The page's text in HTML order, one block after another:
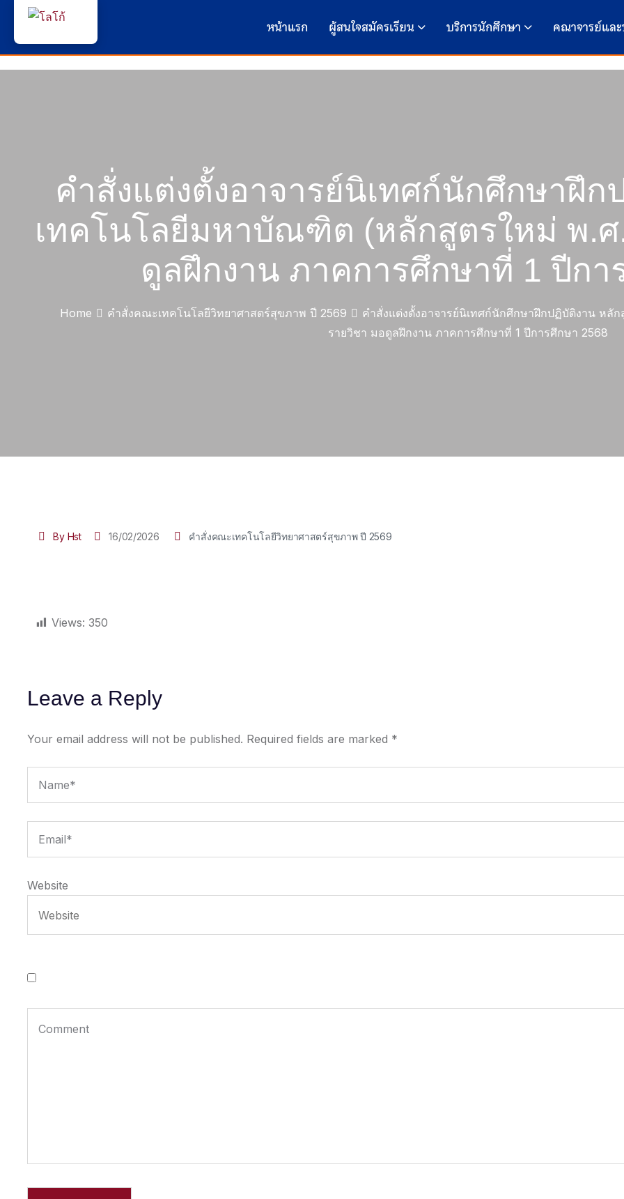
หน้าแรก ผู้สนใจสมัครเรียน บริการนักศึกษา คณาจารย์แล
คำสั่งแต่งตั้งอาจารย์นิเทศก์นักศึกษาฝึ
เทคโนโลยีมหาบัณฑิต (หลักสูตรใหม่ พ.ศ
ดูลฝึกงาน ภาคการศึกษาที่ 1 ปีกา
Home คำสั่งคณะเทคโนโลยีวิทยาศาสตร์สุขภาพ ปี 2569
คำสั่งแต่งตั้งอาจารย์นิเทศก์นักศึกษาฝึกปฏิบัติงาน ห
รายวิชา มอดูลฝึกงาน ภาคการศึกษาที่ 1 ปีการศึกษา 2568
By Hst 16/02/2026 คำสั่งคณะเทคโนโลยีวิทยาศาสตร์สุขภาพ ปี 2569
Views: 350
Leave a Reply
Your email address will not be published. Required fields are marked *
Website